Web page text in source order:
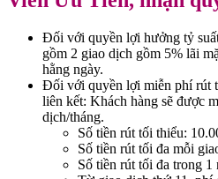
Đối với quyền lợi hưởng tỷ
gồm 2 giao dịch gồm 5% lãi
hằng ngày.
Đối với quyền lợi miễn phí rút
liên kết: Khách hàng sẽ được
dịch/tháng.
Số tiền rút tối thiểu:
Số tiền rút tối đa mỗi
Số tiền rút tối đa trong